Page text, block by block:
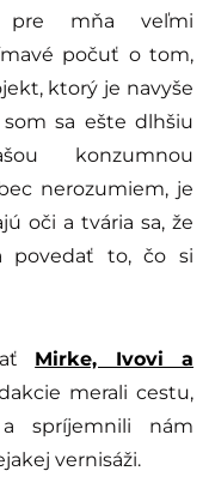
pre mňa veľmi
počuť o tom,
ktorý je navyše
sa ešte dlhšiu
konzumnou
nerozumiem, je
oči a tvária sa, že
povedať to, čo si
Mirke, Ivovi a
merali cestu,
spríjemnili nám
vernisáži.